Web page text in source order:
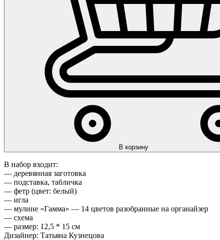
В корзину
В набор входит:
— деревянная заготовка
— подставка, табличка
— фетр (цвет: белый)
— игла
— мулине «Гамма» — 14 цветов разобранные на органайзер
— схема
— размер: 12,5 * 15 см
Дизайнер: Татьяна Кузнецова